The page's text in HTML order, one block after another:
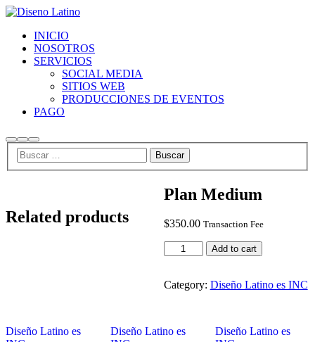
INICIO
NOSOTROS
SERVICIOS
SOCIAL MEDIA
SITIOS WEB
PRODUCCIONES DE EVENTOS
PAGO
Buscar
Más
información
Menú
principal
Plan Medium
$350.00 Transaction Fee
Plan
Medium
Add to cart
Category: Diseño Latino es INC
Related products
Diseño Latino es
Diseño Latino es
Diseño Latino es